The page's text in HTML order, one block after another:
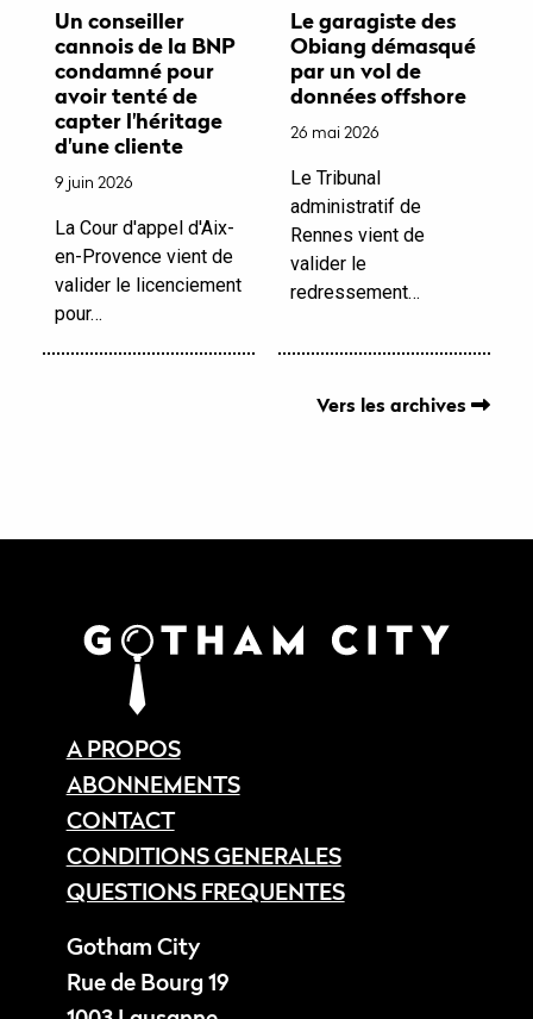
Un conseiller
cannois de la BNP
condamné pour
avoir tenté de
capter l'héritage
d'une cliente
9 juin 2026
La Cour d'appel d'Aix-
en-Provence vient de
valider le licenciement
pour…
Le garagiste des
Obiang démasqué
par un vol de
données offshore
26 mai 2026
Le Tribunal
administratif de
Rennes vient de
valider le
redressement…
Vers les archives
A PROPOS
ABONNEMENTS
CONTACT
CONDITIONS GENERALES
QUESTIONS FREQUENTES
Gotham City
Rue de Bourg 19